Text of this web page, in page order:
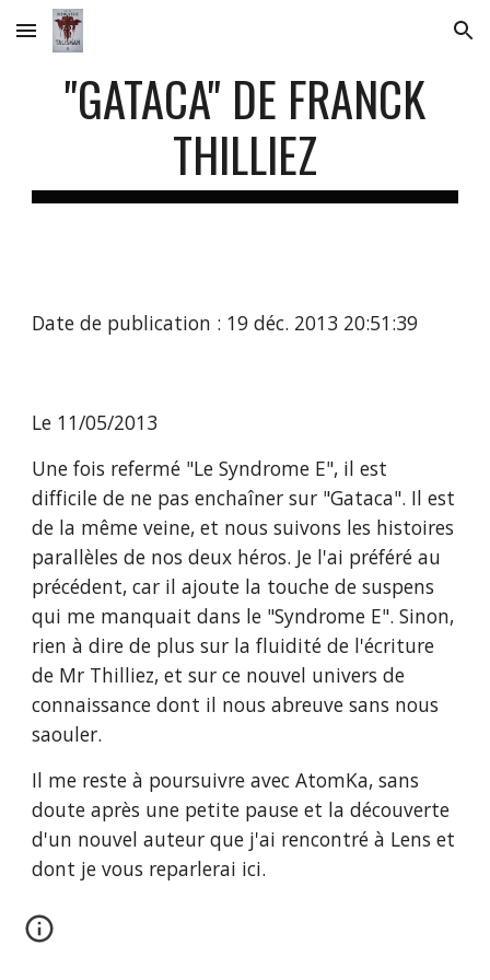
Skip to main content Skip to navigation
"GATACA" DE FRANCK
THILLIEZ
Date de publication : 19 déc. 2013 20:51:39
Le 11/05/2013
Une fois refermé "Le Syndrome E", il est
difficile de ne pas enchaîner sur "Gataca". Il est
de la même veine, et nous suivons les histoires
parallèles de nos deux héros. Je l'ai préféré au
précédent, car il ajoute la touche de suspens
qui me manquait dans le "Syndrome E". Sinon,
rien à dire de plus sur la fluidité de l'écriture
de Mr Thilliez, et sur ce nouvel univers de
connaissance dont il nous abreuve sans nous
saouler.
Il me reste à poursuivre avec AtomKa, sans
doute après une petite pause et la découverte
d'un nouvel auteur que j'ai rencontré à Lens et
dont je vous reparlerai ici.